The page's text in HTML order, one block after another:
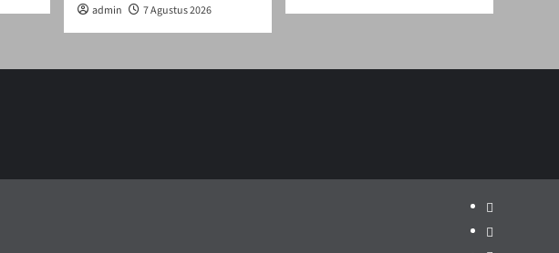
admin 7 Agustus 2026
Politik
Pariwisata